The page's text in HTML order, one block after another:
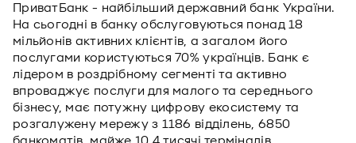
ПриватБанк - найбільший державний банк України.
На сьогодні в банку обслуговуються понад 18
мільйонів активних клієнтів, а загалом його
послугами користуються 70% українців. Банк є
лідером в роздрібному сегменті та активно
впроваджує послуги для малого та середнього
бізнесу, має потужну цифрову екосистему та
розгалужену мережу з 1186 відділень, 6850